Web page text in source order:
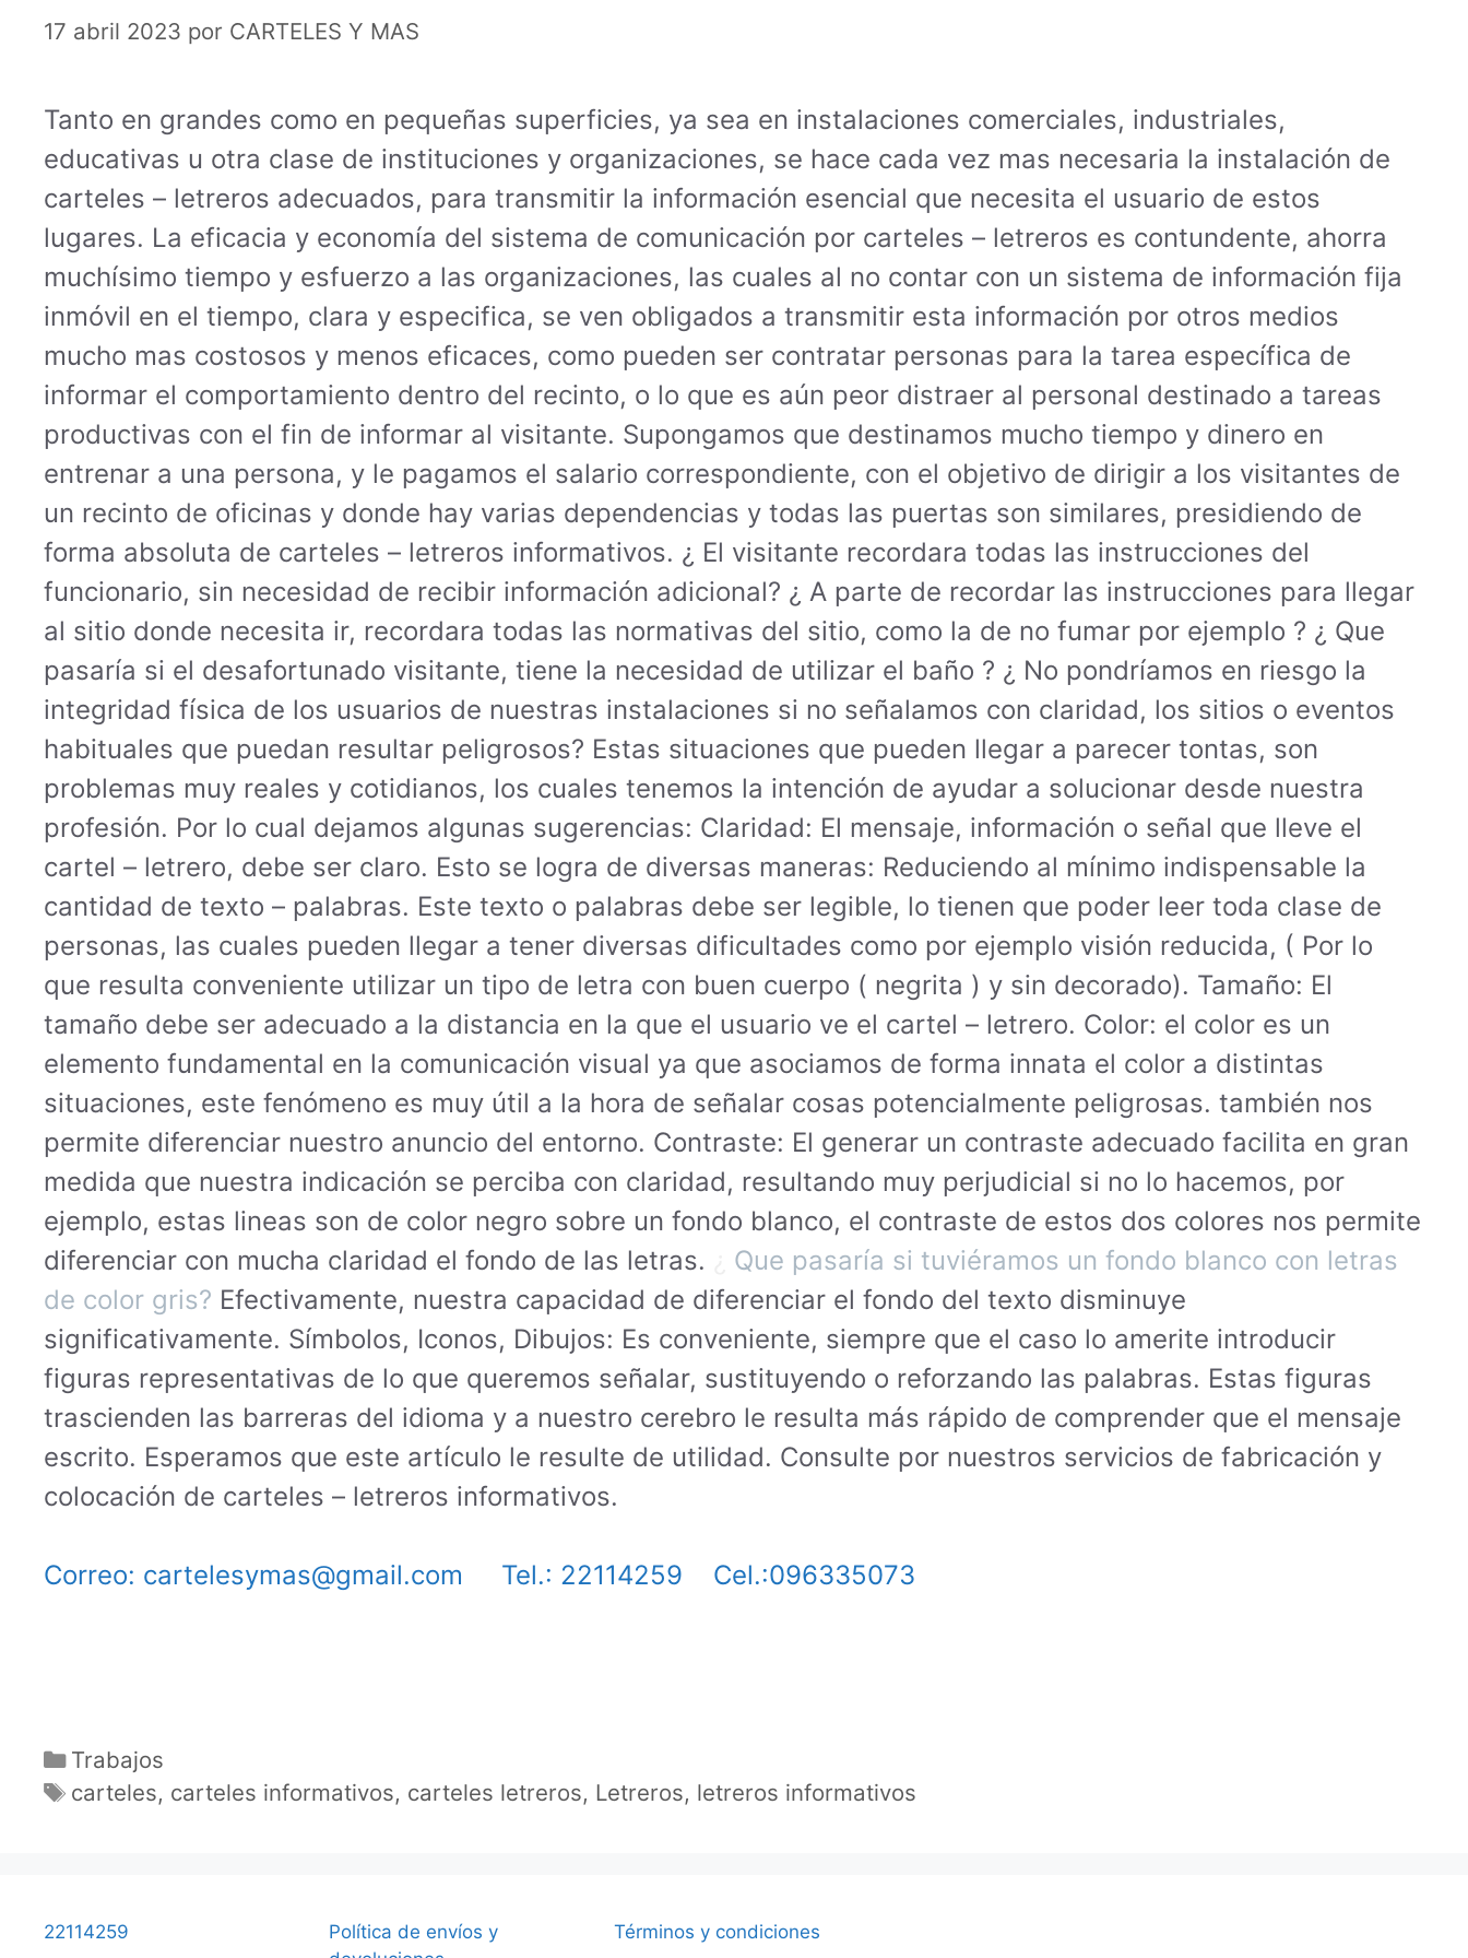
17 abril 2023 por CARTELES Y MAS
Tanto en grandes como en pequeñas superficies, ya sea en instalaciones comerciales, industriales,
educativas u otra clase de instituciones y organizaciones, se hace cada vez mas necesaria la instalación de
carteles – letreros adecuados, para transmitir la información esencial que necesita el usuario de estos
lugares. La eficacia y economía del sistema de comunicación por carteles – letreros es contundente, ahorra
muchísimo tiempo y esfuerzo a las organizaciones, las cuales al no contar con un sistema de información fija
inmóvil en el tiempo, clara y especifica, se ven obligados a transmitir esta información por otros medios
mucho mas costosos y menos eficaces, como pueden ser contratar personas para la tarea específica de
informar el comportamiento dentro del recinto, o lo que es aún peor distraer al personal destinado a tareas
productivas con el fin de informar al visitante. Supongamos que destinamos mucho tiempo y dinero en
entrenar a una persona, y le pagamos el salario correspondiente, con el objetivo de dirigir a los visitantes de
un recinto de oficinas y donde hay varias dependencias y todas las puertas son similares, presidiendo de
forma absoluta de carteles – letreros informativos. ¿ El visitante recordara todas las instrucciones del
funcionario, sin necesidad de recibir información adicional? ¿ A parte de recordar las instrucciones para llegar
al sitio donde necesita ir, recordara todas las normativas del sitio, como la de no fumar por ejemplo ? ¿ Que
pasaría si el desafortunado visitante, tiene la necesidad de utilizar el baño ? ¿ No pondríamos en riesgo la
integridad física de los usuarios de nuestras instalaciones si no señalamos con claridad, los sitios o eventos
habituales que puedan resultar peligrosos? Estas situaciones que pueden llegar a parecer tontas, son
problemas muy reales y cotidianos, los cuales tenemos la intención de ayudar a solucionar desde nuestra
profesión. Por lo cual dejamos algunas sugerencias: Claridad: El mensaje, información o señal que lleve el
cartel – letrero, debe ser claro. Esto se logra de diversas maneras: Reduciendo al mínimo indispensable la
cantidad de texto – palabras. Este texto o palabras debe ser legible, lo tienen que poder leer toda clase de
personas, las cuales pueden llegar a tener diversas dificultades como por ejemplo visión reducida, ( Por lo
que resulta conveniente utilizar un tipo de letra con buen cuerpo ( negrita ) y sin decorado). Tamaño: El
tamaño debe ser adecuado a la distancia en la que el usuario ve el cartel – letrero. Color: el color es un
elemento fundamental en la comunicación visual ya que asociamos de forma innata el color a distintas
situaciones, este fenómeno es muy útil a la hora de señalar cosas potencialmente peligrosas. también nos
permite diferenciar nuestro anuncio del entorno. Contraste: El generar un contraste adecuado facilita en gran
medida que nuestra indicación se perciba con claridad, resultando muy perjudicial si no lo hacemos, por
ejemplo, estas lineas son de color negro sobre un fondo blanco, el contraste de estos dos colores nos permite
diferenciar con mucha claridad el fondo de las letras.
Que pasaría si tuviéramos un fondo blanco con letras
de color gris? Efectivamente, nuestra capacidad de diferenciar el fondo del texto disminuye
significativamente. Símbolos, Iconos, Dibujos: Es conveniente, siempre que el caso lo amerite introducir
figuras representativas de lo que queremos señalar, sustituyendo o reforzando las palabras. Estas figuras
trascienden las barreras del idioma y a nuestro cerebro le resulta más rápido de comprender que el mensaje
escrito. Esperamos que este artículo le resulte de utilidad. Consulte por nuestros servicios de fabricación y
colocación de carteles – letreros informativos.
Correo: cartelesymas@gmail.com Tel.: 22114259 Cel.:096335073
Categorías
Trabajos
Etiquetas
carteles, carteles informativos, carteles letreros, Letreros, letreros informativos
22114259
Política de envíos y
Términos y condiciones